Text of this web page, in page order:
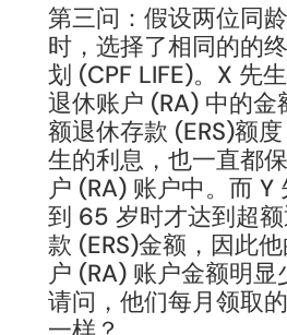
第三问：假设两位同
时，选择了相同的的
划 (CPF LIFE)。X 先
退休账户 (RA) 中的金
额退休存款 (ERS)额
生的利息，也一直都
户 (RA) 账户中。而 Y
到 65 岁时才达到超
款 (ERS)金额，因此
户 (RA) 账户金额明显
请问，他们每月领取